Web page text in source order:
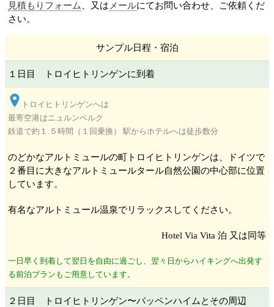
見積もりフォーム
、又は メールにてお問い合わせ、ご依頼くだ
さい。
サンプル日程・宿泊
１日目 トロイヒトリンゲンに到着
トロイヒトリンゲンへは
最寄空港はニュルンベルク
鉄道で約１.５時間（１回乗換） 駅からホテルへは徒歩数分
のどかなアルトミュールの町トロイヒトリンゲンは、ドイツで
２番目に大きなアルトミュールタール自然公園の中心部に位置
しています。
有名なアルトミュール温泉でリラックスしてください。
Hotel Via Vita 泊 又は同等
一日早く到着して翌日を自由に過ごし、翌々日からハイキングへ出発す
る前泊プランもご用意しています。
２日目 トロイヒトリンゲン〜パッペンハイム とその周辺